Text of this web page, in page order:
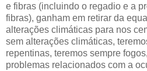
e fibras (incluindo o regadio e a
fibras), ganham em retirar da
alterações climáticas para nos
sem alterações climáticas,
repentinas, teremos sempre
problemas relacionados com a